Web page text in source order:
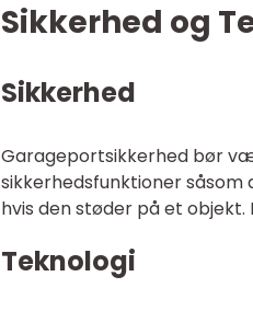
Sikkerhed og
Sikkerhed
Garageportsikkerhed bør
sikkerhedsfunktioner
hvis den støder på et
Teknologi